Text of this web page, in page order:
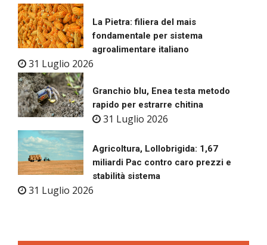
La Pietra: filiera del mais
fondamentale per sistema
agroalimentare italiano
31 Luglio 2026
Granchio blu, Enea testa metodo
rapido per estrarre chitina
31 Luglio 2026
Agricoltura, Lollobrigida: 1,67
miliardi Pac contro caro prezzi e
stabilità sistema
31 Luglio 2026